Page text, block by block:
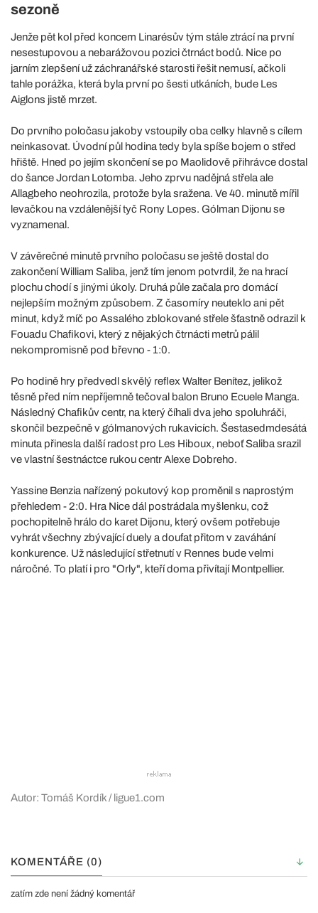
sezoně
Jenže pět kol před koncem Linarésův tým stále ztrácí na první
nesestupovou a nebarážovou pozici čtrnáct bodů. Nice po
jarním zlepšení už záchranářské starosti řešit nemusí, ačkoli
tahle porážka, která byla první po šesti utkáních, bude Les
Aiglons jistě mrzet.
Do prvního poločasu jakoby vstoupily oba celky hlavně s cílem
neinkasovat. Úvodní půl hodina tedy byla spíše bojem o střed
hřiště. Hned po jejím skončení se po Maolidově přihrávce dostal
do šance Jordan Lotomba. Jeho zprvu nadějná střela ale
Allagbeho neohrozila, protože byla sražena. Ve 40. minutě mířil
levačkou na vzdálenější tyč Rony Lopes. Gólman Dijonu se
vyznamenal.
V závěrečné minutě prvního poločasu se ještě dostal do
zakončení William Saliba, jenž tím jenom potvrdil, že na hrací
plochu chodí s jinými úkoly. Druhá půle začala pro domácí
nejlepším možným způsobem. Z časomíry neuteklo ani pět
minut, když míč po Assalého zblokované střele šťastně odrazil k
Fouadu Chafikovi, který z nějakých čtrnácti metrů pálil
nekompromisně pod břevno - 1:0.
Po hodině hry předvedl skvělý reflex Walter Benítez, jelikož
těsně před ním nepříjemně tečoval balon Bruno Ecuele Manga.
Následný Chafikův centr, na který číhali dva jeho spoluhráči,
skončil bezpečně v gólmanových rukavicích. Šestasedmdesátá
minuta přinesla další radost pro Les Hiboux, neboť Saliba srazil
ve vlastní šestnáctce rukou centr Alexe Dobreho.
Yassine Benzia nařízený pokutový kop proměnil s naprostým
přehledem - 2:0. Hra Nice dál postrádala myšlenku, což
pochopitelně hrálo do karet Dijonu, který ovšem potřebuje
vyhrát všechny zbývající duely a doufat přitom v zaváhání
konkurence. Už následující střetnutí v Rennes bude velmi
náročné. To platí i pro "Orly", kteří doma přivítají Montpellier.
Autor: Tomáš Kordík / ligue1.com
KOMENTÁŘE (0)
zatím zde není žádný komentář